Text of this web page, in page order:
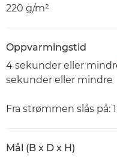
220 g/m²
Oppvarmingstid
4 sekunder eller
sekunder eller mindre
Fra strømmen slås på:
Mål (B x D x H)